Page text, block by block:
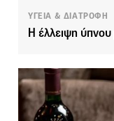
ΥΓΕΙΑ & ΔΙΑΤΡΟΦΗ
Η έλλειψη ύπνου